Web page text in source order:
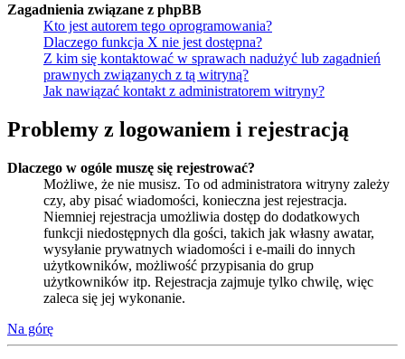
Zagadnienia związane z phpBB
Kto jest autorem tego oprogramowania?
Dlaczego funkcja X nie jest dostępna?
Z kim się kontaktować w sprawach nadużyć lub zagadnień
prawnych związanych z tą witryną?
Jak nawiązać kontakt z administratorem witryny?
Problemy z logowaniem i rejestracją
Dlaczego w ogóle muszę się rejestrować?
Możliwe, że nie musisz. To od administratora witryny zależy
czy, aby pisać wiadomości, konieczna jest rejestracja.
Niemniej rejestracja umożliwia dostęp do dodatkowych
funkcji niedostępnych dla gości, takich jak własny awatar,
wysyłanie prywatnych wiadomości i e-maili do innych
użytkowników, możliwość przypisania do grup
użytkowników itp. Rejestracja zajmuje tylko chwilę, więc
zaleca się jej wykonanie.
Na górę